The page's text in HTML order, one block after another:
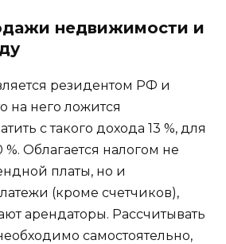
недвижимости и
резидентом РФ и
на него ложится
с такого дохода 13 %, для
Облагается налогом не
платы, но и
(кроме счетчиков),
арендаторы. Рассчитывать
самостоятельно,